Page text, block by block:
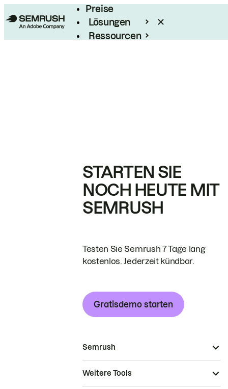
Preise
Lösungen
Ressourcen
STARTEN SIE
NOCH HEUTE MIT
SEMRUSH
Testen Sie Semrush 7 Tage lang
kostenlos. Jederzeit kündbar.
Gratisdemo starten
Semrush
Weitere Tools